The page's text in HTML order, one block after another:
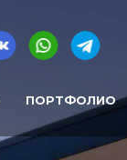
ПОРТФОЛИО